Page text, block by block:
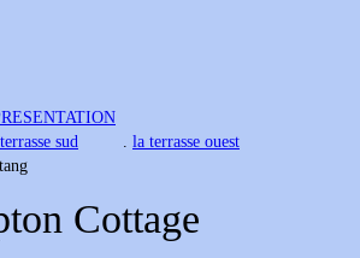
sud . la terrasse ouest
Cottage